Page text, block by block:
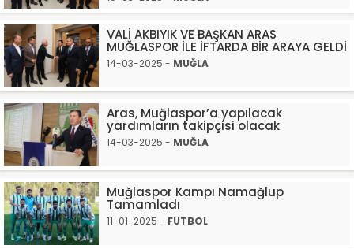
VALİ AKBIYIK VE BAŞKAN ARAS
MUĞLASPOR İLE İFTARDA BİR ARAYA GELDİ
14-03-2025 - MUĞLA
Aras, Muğlaspor’a yapılacak
yardımların takipçisi olacak
14-03-2025 - MUĞLA
Muğlaspor Kampı Namağlup
Tamamladı
11-01-2025 - FUTBOL